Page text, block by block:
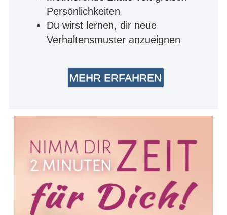
Persönlichkeiten
Du wirst lernen, dir neue
Verhaltensmuster anzueignen
MEHR ERFAHREN